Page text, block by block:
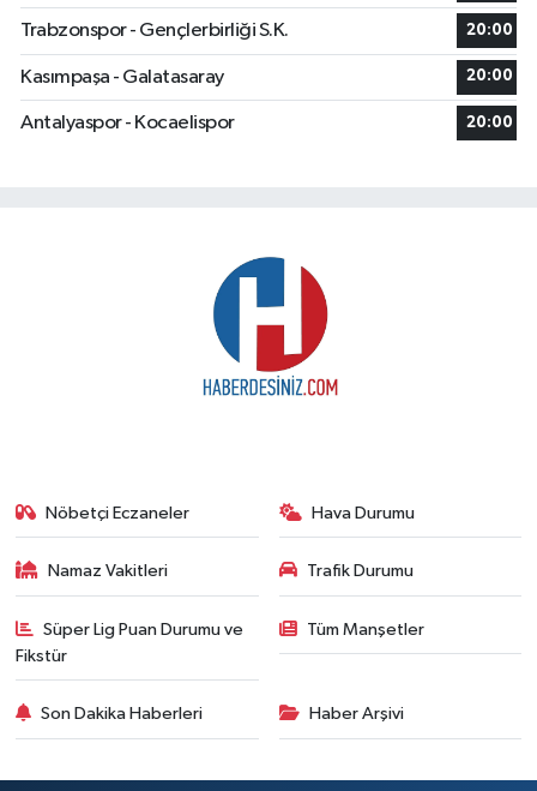
Trabzonspor - Gençlerbirliği S.K. 20:00
Kasımpaşa - Galatasaray 20:00
Antalyaspor - Kocaelispor 20:00
Nöbetçi Eczaneler Hava Durumu
Namaz Vakitleri Trafik Durumu
Süper Lig Puan Durumu ve
Fikstür
Tüm Manşetler
Son Dakika Haberleri Haber Arşivi